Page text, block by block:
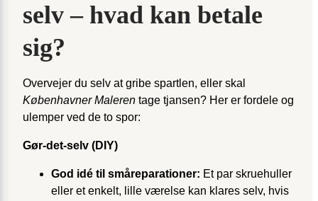
selv – hvad kan betale
sig?
Overvejer du selv at gribe spartlen, eller skal
Københavner Maleren tage tjansen? Her er fordele og
ulemper ved de to spor:
Gør-det-selv (DIY)
God idé til småreparationer: Et par skruehuller
eller et enkelt, lille værelse kan klares selv, hvis